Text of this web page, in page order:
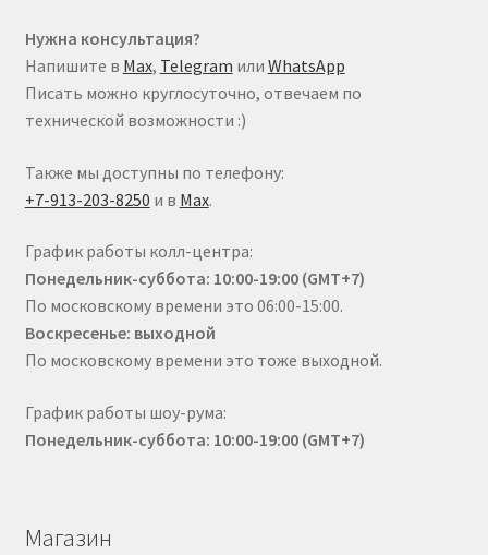
Нужна консультация?
Напишите в Max, Telegram или WhatsApp
Писать можно круглосуточно, отвечаем по
технической возможности :)
Также мы доступны по телефону:
+7-913-203-8250 и в Max.
График работы колл-центра:
Понедельник-суббота: 10:00-19:00 (GMT+7)
По московскому времени это 06:00-15:00.
Воскресенье: выходной
По московскому времени это тоже выходной.
График работы шоу-рума:
Понедельник-суббота: 10:00-19:00 (GMT+7)
Магазин